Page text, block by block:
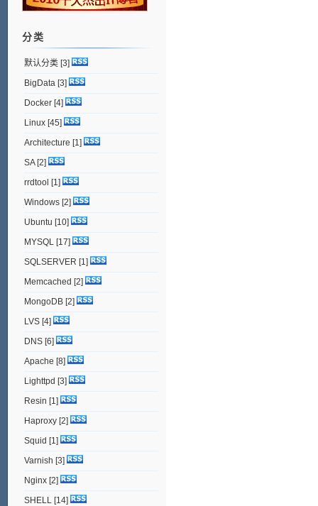
分类
默认分类[3]
BigData [3]
Docker[4]
Linux[45]
Architecture [1]
SA[2]
rrdtool [1]
Windows[2]
Ubuntu [10]
MYSQL [17]
SQLSERVER [1]
Memcached [2]
MongoDB[2]
LVS[4]
DNS[6]
Apache [8]
Lighttpd [3]
Resin [1]
Haproxy[2]
Squid [1]
Varnish [3]
Nginx[2]
SHELL [14]